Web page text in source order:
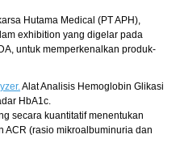
Hutama Medical (PT APH),
exhibition yang digelar pada
untuk memperkenalkan produk-
Alat Analisis Hemoglobin Glikasi
HbA1c.
secara kuantitatif menentukan
ACR (rasio mikroalbuminuria dan